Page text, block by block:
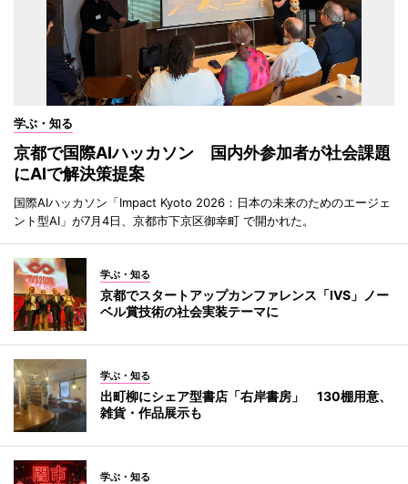
学ぶ・知る
京都で国際AIハッカソン 国内外参加者が社会課題
にAIで解決策提案
国際AIハッカソン「Impact Kyoto 2026：日本の未来のためのエージェ
ント型AI」が7月4日、京都市下京区御幸町 で開かれた。
学ぶ・知る
京都でスタートアップカンファレンス「IVS」ノー
ベル賞技術の社会実装テーマに
学ぶ・知る
出町柳にシェア型書店「右岸書房」 130棚用意、
雑貨・作品展示も
学ぶ・知る